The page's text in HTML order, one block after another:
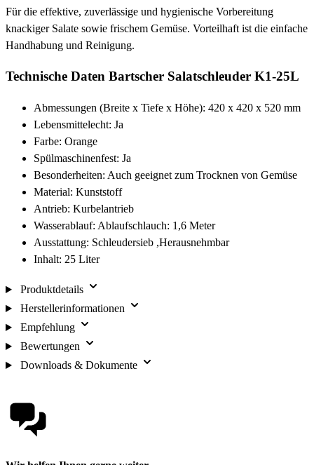
Für die effektive, zuverlässige und hygienische Vorbereitung
knackiger Salate sowie frischem Gemüse. Vorteilhaft ist die einfache
Handhabung und Reinigung.
Technische Daten Bartscher Salatschleuder K1-25L
Abmessungen (Breite x Tiefe x Höhe): 420 x 420 x 520 mm
Lebensmittelecht: Ja
Farbe: Orange
Spülmaschinenfest: Ja
Besonderheiten: Auch geeignet zum Trocknen von Gemüse
Material: Kunststoff
Antrieb: Kurbelantrieb
Wasserablauf: Ablaufschlauch: 1,6 Meter
Ausstattung: Schleudersieb ,Herausnehmbar
Inhalt: 25 Liter
Produktdetails
Herstellerinformationen
Empfehlung
Bewertungen
Downloads & Dokumente